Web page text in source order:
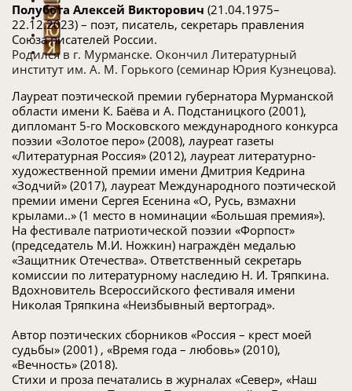
Полубота Алексей Викторович (21.04.1975–
22.12.2023) – поэт, писатель, секретарь правления
Союза писателей России.
Родился в г. Мурманске. Окончил Литературный
институт им. А. М. Горького (семинар Юрия Кузнецова).
Лауреат поэтической премии губернатора Мурманской
области имени К. Баёва и А. Подстаницкого (2001),
дипломант 5-го Московского международного конкурса
поэзии «Золотое перо» (2008), лауреат газеты
«Литературная Россия» (2012), лауреат литературно-
художественной премии имени Дмитрия Кедрина
«Зодчий» (2017), лауреат Международного поэтической
премии имени Сергея Есенина «О, Русь, взмахни
крылами..» (1 место в номинации «Большая премия»).
На фестивале патриотической поэзии «Форпост»
(председатель М.И. Ножкин) награждён медалью
«Защитник Отечества». Ответственный секретарь
комиссии по литературному наследию Н. И. Тряпкина.
Вдохновитель Всероссийского фестиваля имени
Николая Тряпкина «Неизбывный вертоград».
Автор поэтических сборников «Россия – крест моей
судьбы» (2001) , «Время года – любовь» (2010),
«Вечность» (2018).
Стихи и проза печатались в журналах «Север», «Наш